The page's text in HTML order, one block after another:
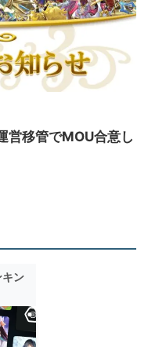
営移管でMOU合意し
キン